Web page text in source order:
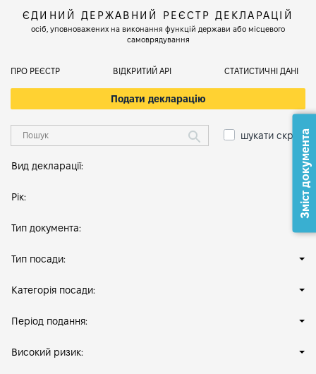
ЄДИНИЙ ДЕРЖАВНИЙ РЕЄСТР ДЕКЛАРАЦІЙ
осіб, уповноважених на виконання функцій держави або місцевого
самоврядування
ПРО РЕЄСТР ВІДКРИТИЙ АРІ СТАТИСТИЧНІ ДАНІ
Подати декларацію
шукати скрізь
Вид декларації:
Рік:
Тип документа:
Тип посади:
Категорія посади:
Період подання:
Високий ризик:
Зміст документа